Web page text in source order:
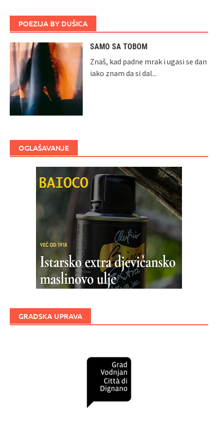
POEZIJA BY DUŠICA
SAMO SA TOBOM
Znaš, kad padne mrak i ugasi se dan
iako znam da si dal...
OGLAŠAVANJE
GRADSKA UPRAVA